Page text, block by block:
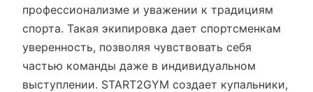
профессионализме и уважении к традициям
спорта. Такая экипировка дает спортсменкам
уверенность, позволяя чувствовать себя
частью команды даже в индивидуальном
выступлении. START2GYM создает купальники,